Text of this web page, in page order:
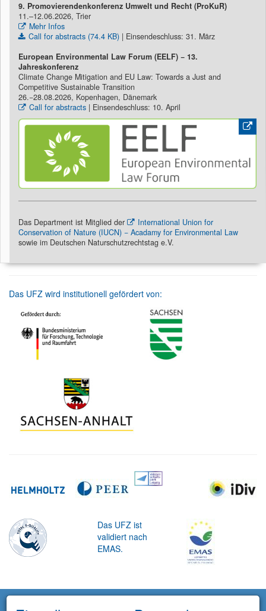
9. Promovierendenkonferenz Umwelt und Recht (ProKuR)
11.–12.06.2026, Trier
Mehr Infos
Call for abstracts (74.4 KB) | Einsendeschluss: 31. März
European Environmental Law Forum (EELF) − 13.
Jahreskonferenz
Climate Change Mitigation and EU Law: Towards a Just and
Competitive Sustainable Transition
26.−28.08.2026, Kopenhagen, Dänemark
Call for abstracts | Einsendeschluss: 10. April
Das Department ist Mitglied der
International Union for
Conservation of Nature (IUCN) − Acadamy for Environmental Law
sowie im Deutschen Naturschutzrechtstag e.V.
Das UFZ wird institutionell gefördert von:
Das UFZ ist
validiert nach
EMAS.